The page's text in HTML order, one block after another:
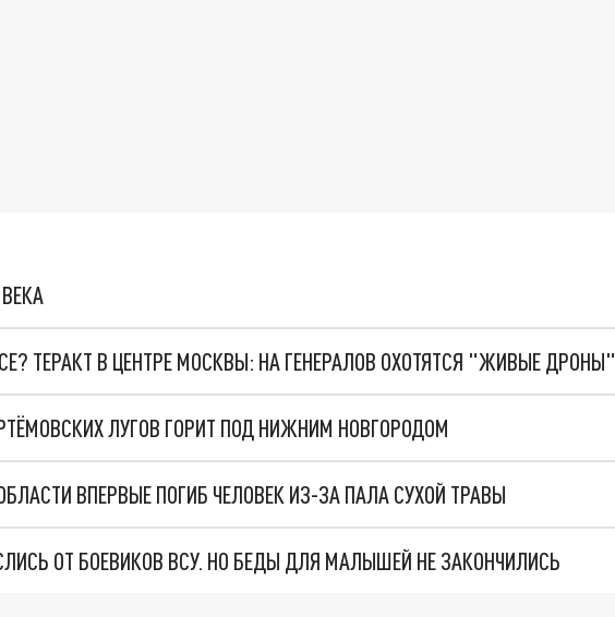
ТЕРАКТ В ЦЕНТРЕ МОСКВЫ: НА ГЕНЕРАЛОВ ОХОТЯТСЯ "ЖИВЫЕ ДРОНЫ"
ЛУГОВ ГОРИТ ПОД НИЖНИМ НОВГОРОДОМ
ВПЕРВЫЕ ПОГИБ ЧЕЛОВЕК ИЗ-ЗА ПАЛА СУХОЙ ТРАВЫ
ОТ БОЕВИКОВ ВСУ. НО БЕДЫ ДЛЯ МАЛЫШЕЙ НЕ ЗАКОНЧИЛИСЬ